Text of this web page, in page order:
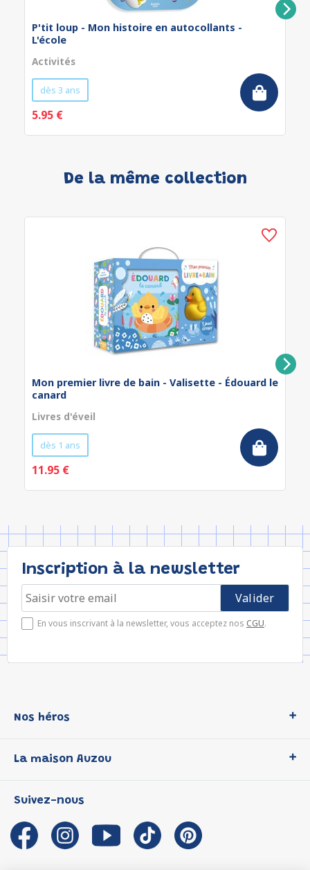
P'tit loup - Mon histoire en autocollants -
L'école
Activités
dès 3 ans
5.95 €
De la même collection
Mon premier livre de bain - Valisette - Édouard le
canard
Livres d'éveil
dès 1 ans
11.95 €
Inscription à la newsletter
En vous inscrivant à la newsletter, vous acceptez nos CGU.
Nos héros
P'tit Loup
Les Influenceuses
Migali
Petite Taupe
La maison Auzou
Notre histoire
Auzou s'engage
Auteurs et illustrateurs Auzou
Suivez-nous